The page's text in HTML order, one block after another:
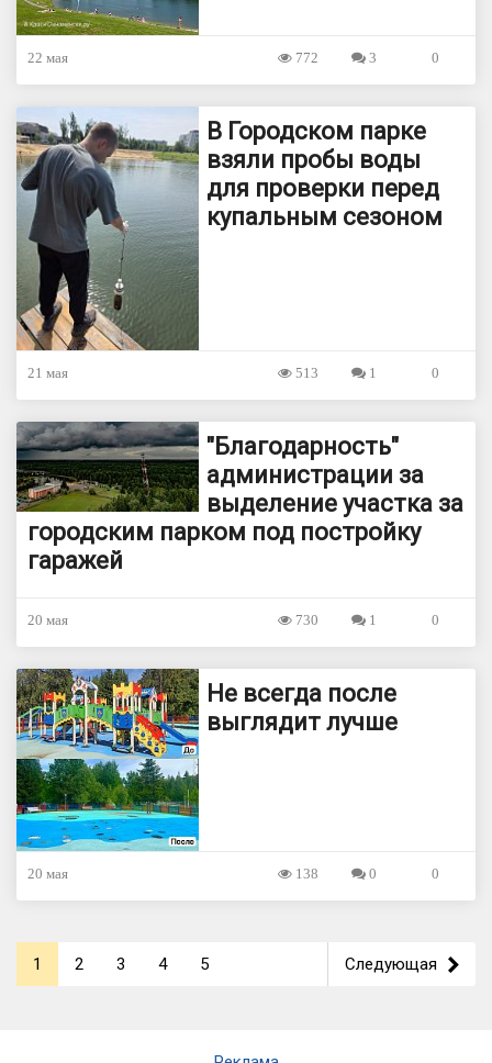
22 мая 0
3
772
В Городском парке
взяли пробы воды
для проверки перед
купальным сезоном
21 мая 0
1
513
"Благодарность"
администрации за
выделение участка за
городским парком под постройку
гаражей
20 мая 0
1
730
Не всегда после
выглядит лучше
20 мая 0
0
138
1 2 3 4 5 Следующая >